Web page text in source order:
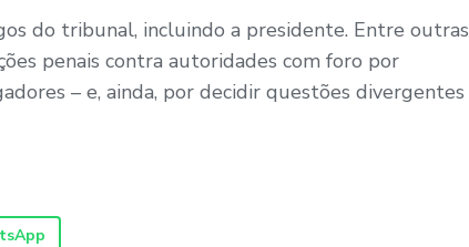
do tribunal, incluindo a presidente. Entre outras
penais contra autoridades com foro por
– e, ainda, por decidir questões divergentes